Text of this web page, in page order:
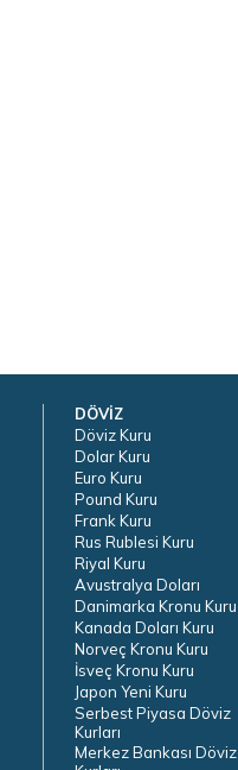
DÖVİZ
Döviz Kuru
Dolar Kuru
Euro Kuru
Pound Kuru
Frank Kuru
Rus Rublesi Kuru
Riyal Kuru
Avustralya Doları
Danimarka Kronu Kuru
Kanada Doları Kuru
Norveç Kronu Kuru
İsveç Kronu Kuru
Japon Yeni Kuru
Serbest Piyasa Döviz
Kurları
Merkez Bankası Döviz